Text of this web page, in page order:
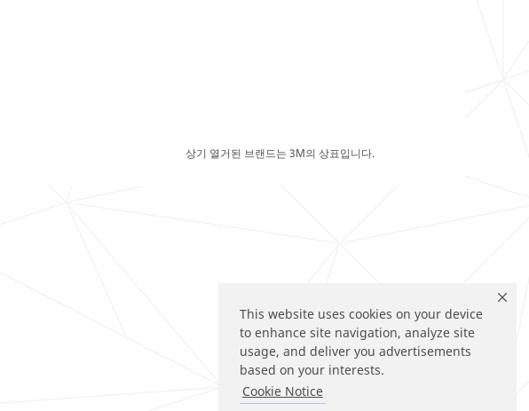
This website uses cookies on your device
to enhance site navigation, analyze site
usage, and deliver you advertisements
based on your interests.
Cookie Notice
상기 열거된 브랜드는 3M의 상표입니다.